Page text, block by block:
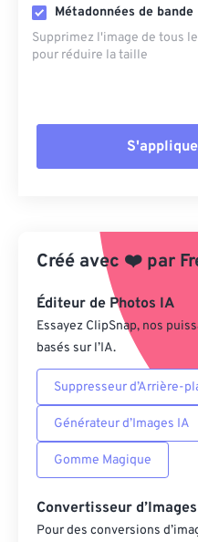
Métadonnées de bande
Supprimez l'image de tous
pour réduire la taille
Appliquer à partir
Enregistrer comme
Créé avec ❤️ par
Éditeur de Photos IA
Essayez ClipSnap, nos
basés sur l’IA.
Suppresseur d’Arrière-
Générateur d’Images IA
Gomme Magique
Convertisseur d’Images
Pour des conversions